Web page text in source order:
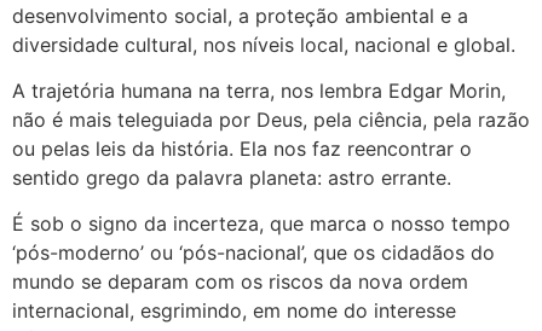
desenvolvimento social, a proteção ambiental e a
diversidade cultural, nos níveis local, nacional e global.
A trajetória humana na terra, nos lembra Edgar Morin,
não é mais teleguiada por Deus, pela ciência, pela razão
ou pelas leis da história. Ela nos faz reencontrar o
sentido grego da palavra planeta: astro errante.
É sob o signo da incerteza, que marca o nosso tempo
‘pós-moderno’ ou ‘pós-nacional’, que os cidadãos do
mundo se deparam com os riscos da nova ordem
internacional, esgrimindo, em nome do interesse